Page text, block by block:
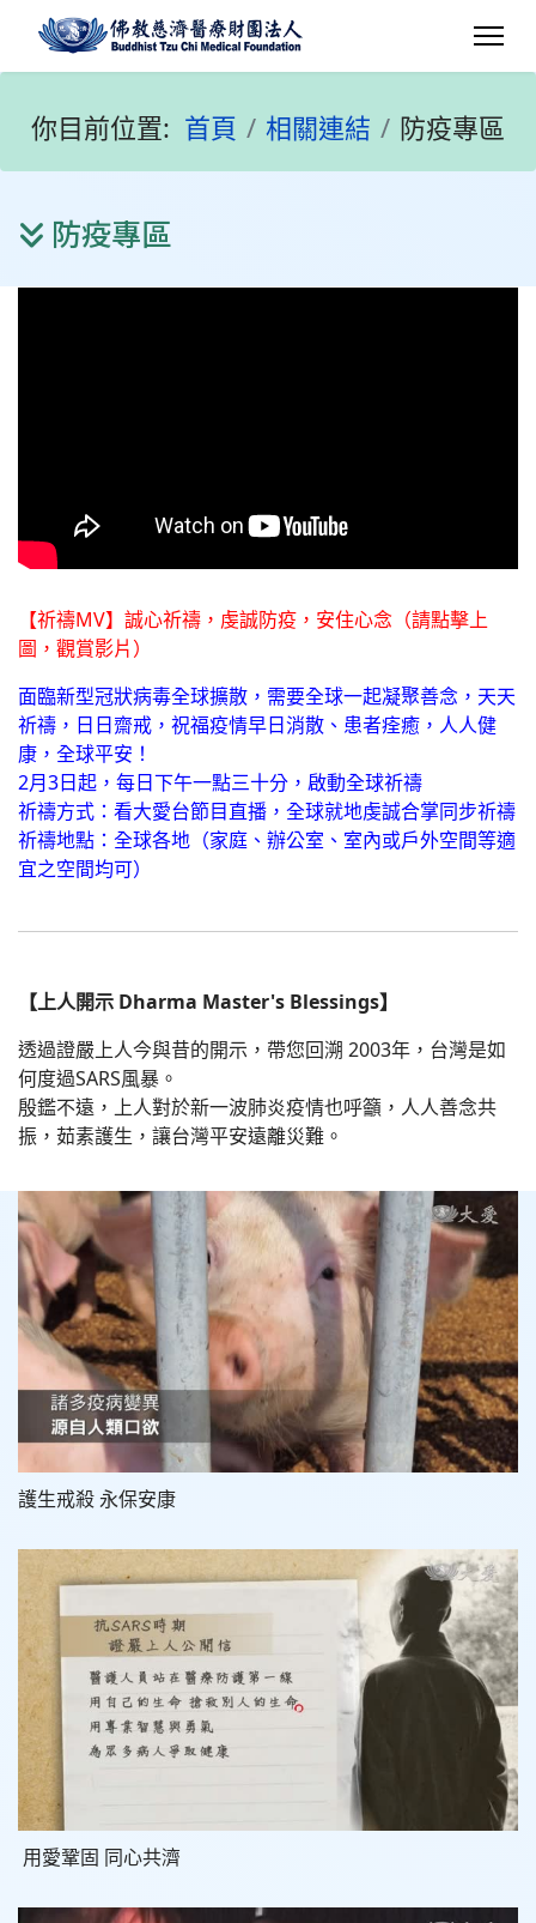
你目前位置: 首頁 相關連結 防疫專區
防疫專區
【祈禱MV】誠心祈禱，虔誠防疫，安住心念（請點擊上
圖，觀賞影片）
面臨新型冠狀病毒全球擴散，需要全球一起凝聚善念，天天
祈禱，日日齋戒，祝福疫情早日消散、患者痊癒，人人健
康，全球平安！
2月3日起，每日下午一點三十分，啟動全球祈禱
祈禱方式：看大愛台節目直播，全球就地虔誠合掌同步祈禱
祈禱地點：全球各地（家庭、辦公室、室內或戶外空間等適
宜之空間均可）
【上人開示 Dharma Master's Blessings】
透過證嚴上人今與昔的開示，帶您回溯 2003年，台灣是如
何度過SARS風暴。
殷鑑不遠，上人對於新一波肺炎疫情也呼籲，人人善念共
振，茹素護生，讓台灣平安遠離災難。
護生戒殺 永保安康
用愛鞏固 同心共濟